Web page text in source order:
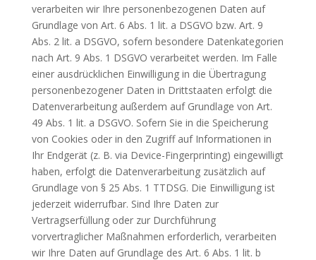
verarbeiten wir Ihre personenbezogenen Daten auf
Grundlage von Art. 6 Abs. 1 lit. a DSGVO bzw. Art. 9
Abs. 2 lit. a DSGVO, sofern besondere Datenkategorien
nach Art. 9 Abs. 1 DSGVO verarbeitet werden. Im Falle
einer ausdrücklichen Einwilligung in die Übertragung
personenbezogener Daten in Drittstaaten erfolgt die
Datenverarbeitung außerdem auf Grundlage von Art.
49 Abs. 1 lit. a DSGVO. Sofern Sie in die Speicherung
von Cookies oder in den Zugriff auf Informationen in
Ihr Endgerät (z. B. via Device-Fingerprinting) eingewilligt
haben, erfolgt die Datenverarbeitung zusätzlich auf
Grundlage von § 25 Abs. 1 TTDSG. Die Einwilligung ist
jederzeit widerrufbar. Sind Ihre Daten zur
Vertragserfüllung oder zur Durchführung
vorvertraglicher Maßnahmen erforderlich, verarbeiten
wir Ihre Daten auf Grundlage des Art. 6 Abs. 1 lit. b